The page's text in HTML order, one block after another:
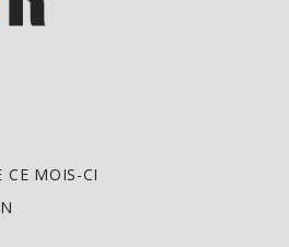
CE MOIS-CI